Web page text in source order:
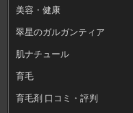
美容・健康
翠星のガルガンティア
肌ナチュール
育毛
育毛剤 口コミ・評判